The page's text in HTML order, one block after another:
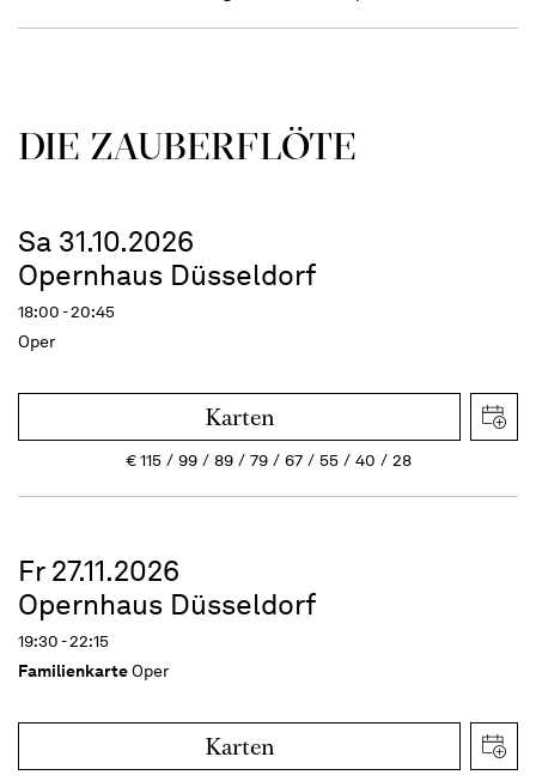
DIE ZAUBER­FLÖTE
Sa 31.10.2026
Opernhaus Düsseldorf
18:00 - 20:45
Oper
Karten
€115 99 89 79 67 55 40 28
Fr 27.11.2026
Opernhaus Düsseldorf
19:30 - 22:15
FamilienkarteOper
Karten